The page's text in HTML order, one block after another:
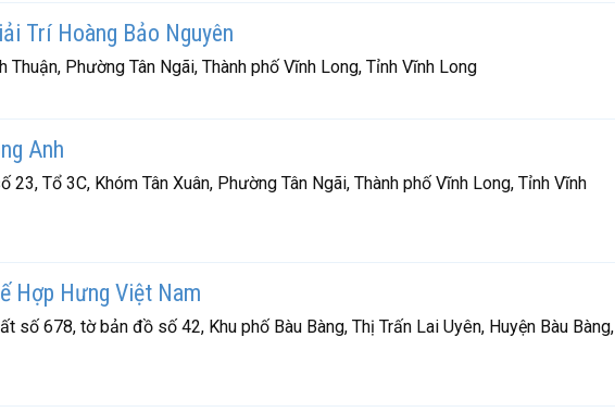
Trí Hoàng Bảo Nguyên
Thuận, Phường Tân Ngãi, Thành phố Vĩnh Long, Tỉnh Vĩnh Long
Anh
Tổ 3C, Khóm Tân Xuân, Phường Tân Ngãi, Thành phố Vĩnh Long, Tỉnh Vĩnh
Hợp Hưng Việt Nam
số 678, tờ bản đồ số 42, Khu phố Bàu Bàng, Thị Trấn Lai Uyên, Huyện Bàu Bàng,